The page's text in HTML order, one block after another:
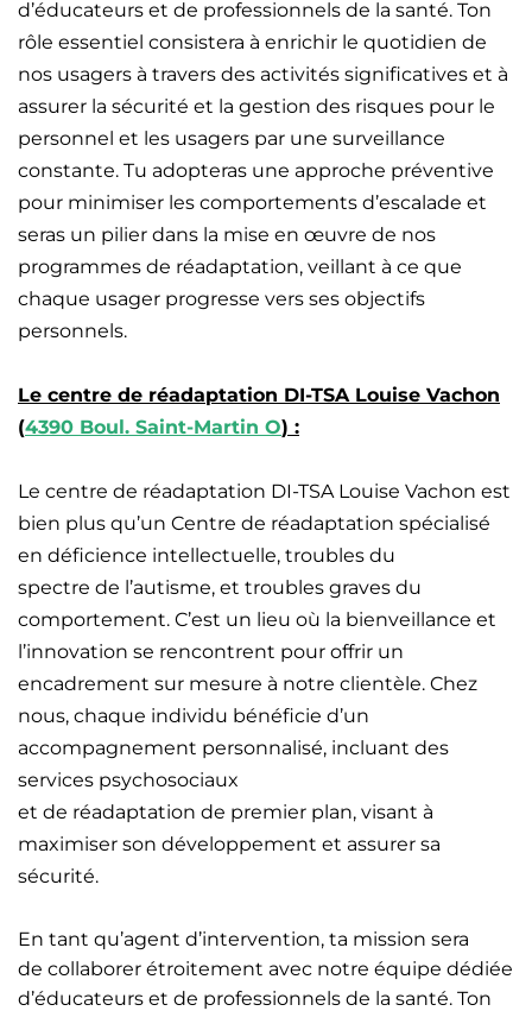
d’éducateurs et de professionnels de la santé. Ton
rôle essentiel consistera à enrichir le quotidien de
nos usagers à travers des activités significatives et à
assurer la sécurité et la gestion des risques pour le
personnel et les usagers par une surveillance
constante. Tu adopteras une approche préventive
pour minimiser les comportements d’escalade et
seras un pilier dans la mise en œuvre de nos
programmes de réadaptation, veillant à ce que
chaque usager progresse vers ses objectifs
personnels.
Le centre de réadaptation DI-TSA Louise Vachon
(4390 Boul. Saint-Martin O) :
Le centre de réadaptation DI-TSA Louise Vachon est
bien plus qu’un Centre de réadaptation spécialisé
en déficience intellectuelle, troubles du
spectre de l’autisme, et troubles graves du
comportement. C’est un lieu où la bienveillance et
l’innovation se rencontrent pour offrir un
encadrement sur mesure à notre clientèle. Chez
nous, chaque individu bénéficie d’un
accompagnement personnalisé, incluant des
services psychosociaux
et de réadaptation de premier plan, visant à
maximiser son développement et assurer sa
sécurité.
En tant qu’agent d’intervention, ta mission sera
de collaborer étroitement avec notre équipe dédiée
d’éducateurs et de professionnels de la santé. Ton